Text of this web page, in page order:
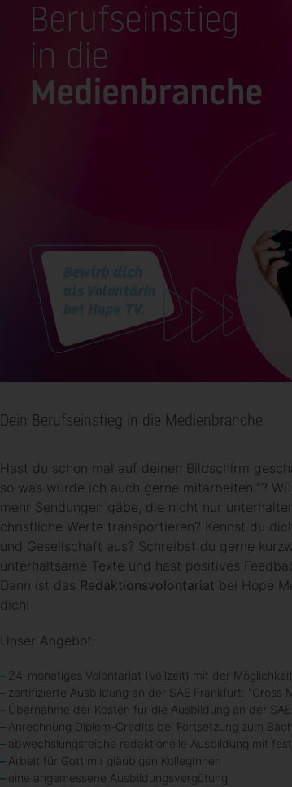
Dein Berufseinstieg in die Medienbranche
Hast du schon mal auf deinen Bildschirm
so was würde ich auch gerne mitarbeiten.“?
mehr Sendungen gäbe, die nicht nur
christliche Werte transportieren? Kennst du
und Gesellschaft aus? Schreibst du gerne
unterhaltsame Texte und hast positives
Dann ist das Redaktionsvolontariat bei Hope
dich!
Unser Angebot:
24-monatiges Volontariat (Vollzeit) mit der
zertifizierte Ausbildung an der SAE Frankfurt: "Cross
Übernahme der Kosten für die Ausbildung an der SAE
Anrechnung Diplom-Credits bei Fortsetzung zum
abwechslungsreiche redaktionelle Ausbildung mit
Arbeit für Gott mit gläubigen KollegInnen
eine angemessene Ausbildungsvergütung